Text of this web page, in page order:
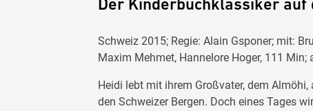
Der Kinderbuchklassiker auf
Schweiz 2015; Regie: Alain Gsponer; mit:
Maxim Mehmet, Hannelore Hoger, 111 Min;
Heidi lebt mit ihrem Großvater, dem
den Schweizer Bergen. Doch eines Tages